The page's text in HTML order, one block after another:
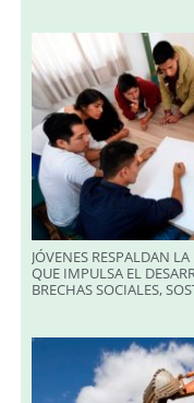
JÓVENES RESPALDAN
QUE IMPULSA EL
BRECHAS SOCIALES,